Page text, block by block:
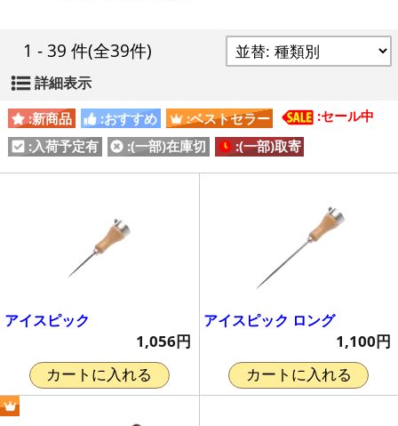
1 - 39 件(全39件)
詳細表示
:新商品 :おすすめ :ベストセラー
:セール中
:入荷予定有
:(一部)在庫切 :(一部)取寄
アイスピック
1,056円
カートに入れる
アイスピック ロング
1,100円
カートに入れる